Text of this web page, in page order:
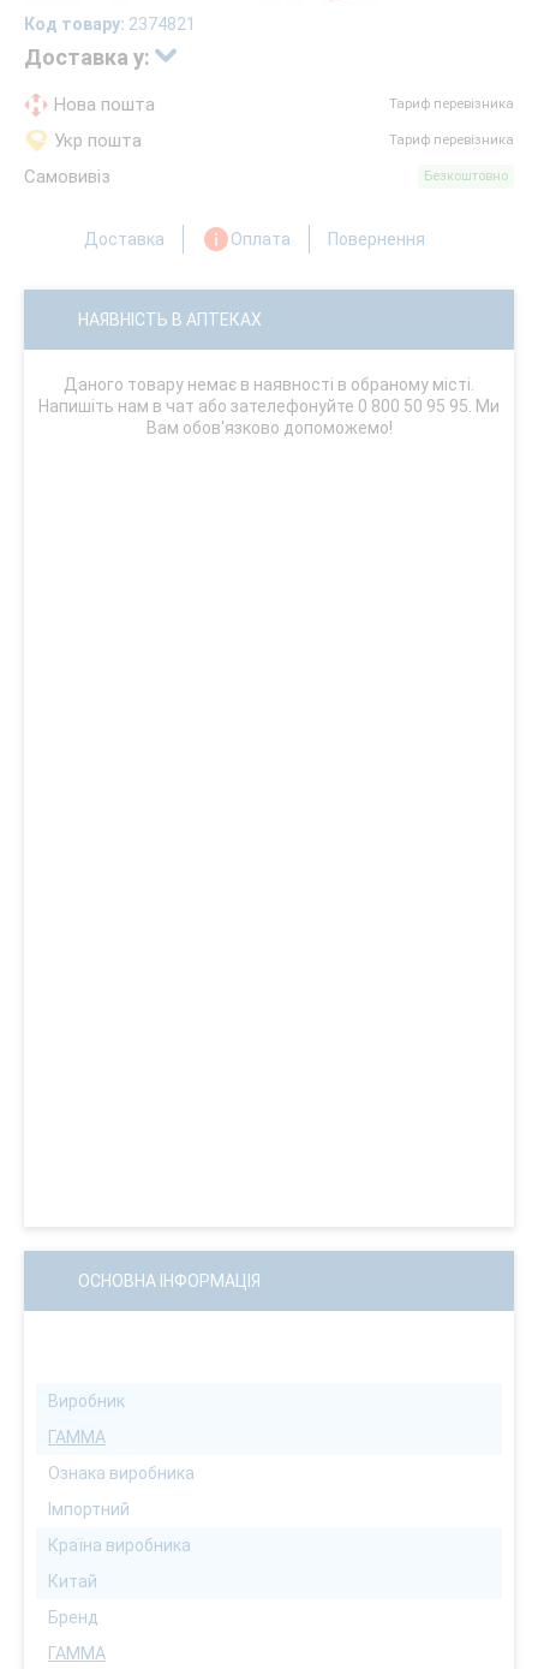
Код товару: 2374821
Доставка у:
Нова пошта Тариф перевізника
Укр пошта Тариф перевізника
Самовивіз Безкоштовно
Доставка Оплата Повернення
НАЯВНІСТЬ В АПТЕКАХ
Даного товару немає в наявності в обраному місті.
Напишіть нам в чат або зателефонуйте 0 800 50 95 95. Ми
Вам обов'язково допоможемо!
ОСНОВНА ІНФОРМАЦІЯ
Виробник
ГАММА
Ознака виробника
Імпортний
Країна виробника
Китай
Бренд
ГАММА